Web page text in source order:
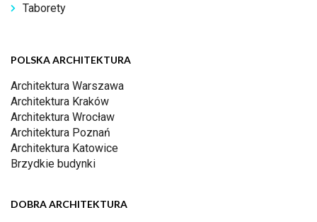
Taborety
POLSKA ARCHITEKTURA
Architektura Warszawa
Architektura Kraków
Architektura Wrocław
Architektura Poznań
Architektura Katowice
Brzydkie budynki
DOBRA ARCHITEKTURA